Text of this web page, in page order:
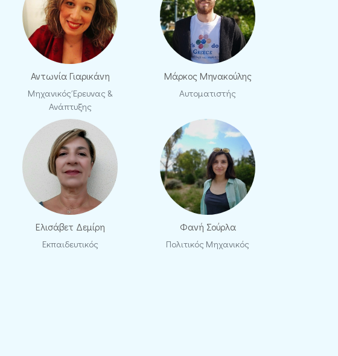
Αντωνία Γιαρικάνη
Μηχανικός Έρευνας &
Ανάπτυξης
Μάρκος Μηνακούλης
Αυτοματιστής
Ελισάβετ Δεμίρη
Εκπαιδευτικός
Φανή Σούρλα
Πολιτικός Μηχανικός